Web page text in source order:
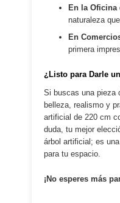
En la Oficina
naturaleza
En
primera
¿Listo para Darle
Si buscas una pieza
belleza, realismo y
artificial de 220 cm
duda, tu mejor
árbol artificial; es
para tu espacio.
¡No esperes más